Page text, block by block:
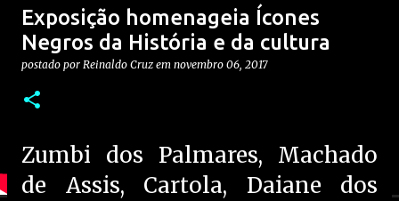
Exposição homenageia Ícones
Negros da História e da cultura
postado por Reinaldo Cruz em novembro 06, 2017
Zumbi dos Palmares, Machado
de Assis, Cartola, Daiane dos